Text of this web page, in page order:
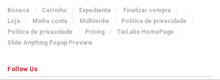
Boneca Carrinho Expediente
Finalizar compra
Loja
Minha conta Multimídia
Política de privacidade
Política de privacidade
Pricing
TieLabs HomePage
Slide Anything Popup Preview
Follow Us